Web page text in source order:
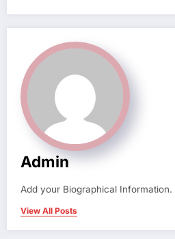
Admin
Add your Biographical Information.
View All Posts